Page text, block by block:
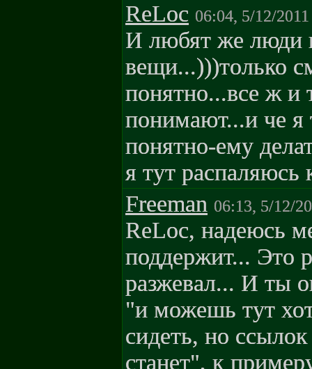
ReLoc 06:04, 5/12/2011
И любят же люди
вещи...)))только
понятно...все ж и
понимают...и че
понятно-ему
я тут распаляюсь
Freeman 06:13, 5/12/
ReLoc, надеюсь
поддержит... Это
разжевал... И ты
"и можешь тут
сидеть, но
станет", к